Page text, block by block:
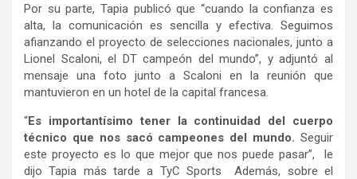
Por su parte, Tapia publicó que “cuando la confianza es
alta, la comunicación es sencilla y efectiva. Seguimos
afianzando el proyecto de selecciones nacionales, junto a
Lionel Scaloni, el DT campeón del mundo”, y adjuntó al
mensaje una foto junto a Scaloni en la reunión que
mantuvieron en un hotel de la capital francesa.
“Es importantísimo tener la continuidad del cuerpo
técnico que nos sacó campeones del mundo. Seguir
este proyecto es lo que mejor que nos puede pasar”, le
dijo Tapia más tarde a TyC Sports Además, sobre el